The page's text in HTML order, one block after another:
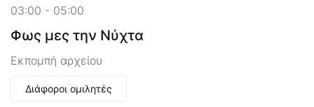
03:00 - 05:00
Φως μες την Νύχτα
Εκπομπή αρχείου
Διάφοροι ομιλητές